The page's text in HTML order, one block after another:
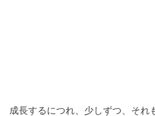
成長するにつれ、少しずつ、それ